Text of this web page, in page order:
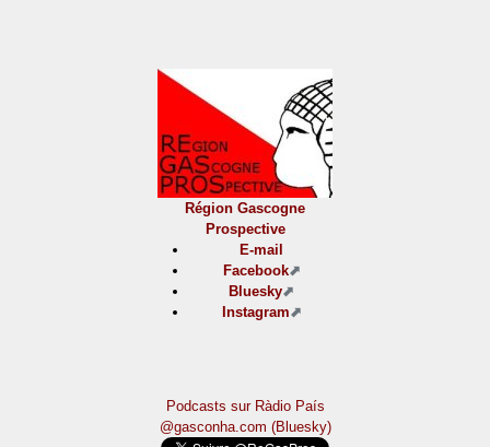
Région Gascogne
Prospective
E-mail
Facebook
Bluesky
Instagram
Podcasts sur Ràdio País
@gasconha.com (Bluesky)